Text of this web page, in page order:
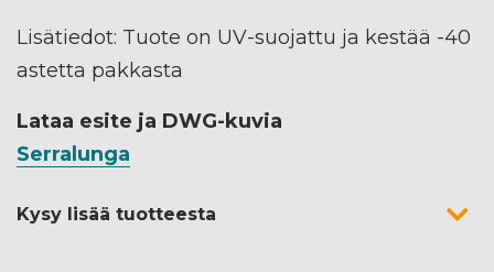
Lisätiedot: Tuote on UV-suojattu ja kestää -40
astetta pakkasta
Lataa esite ja DWG-kuvia
Serralunga
Kysy lisää tuotteesta